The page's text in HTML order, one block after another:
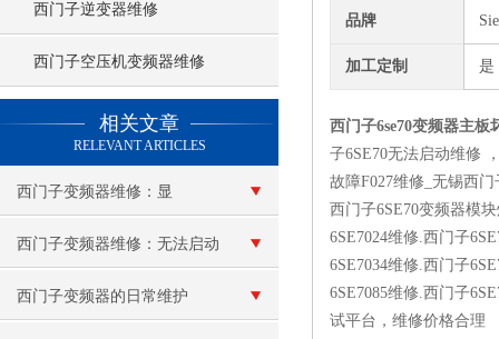
西门子逆变器维修
西门子空压机变频器维修
相关文章
RELEVANT ARTICLES
西门子变频器维修：显
示“e”报警
西门子变频器维修：无法启动
西门子变频器的日常维护
品牌
加工定制 是
西门子6se70变频器主
子6SE70无法启动维修
故障F027维修_无锡西
西门子6SE70变频器模
6SE7024维修.西门子
6SE7034维修.西门子
6SE7085维修.西门子
试平台，维修价格合理